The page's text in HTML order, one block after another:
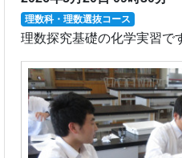
理数科・理数選抜コース
理数探究基礎の化学実習で